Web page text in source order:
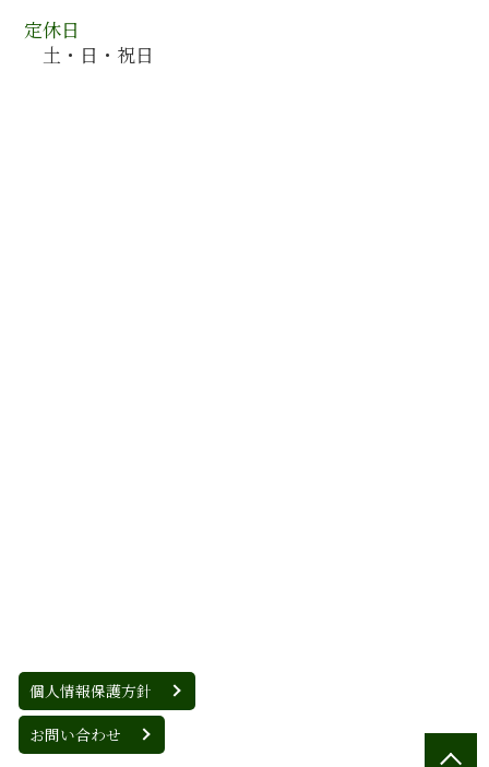
定休日
土・日・祝日
個人情報保護方針
お問い合わせ